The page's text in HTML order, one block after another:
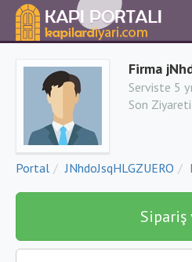
Firma
Serviste 5
Son
Portal JNhdoJsqHLGZUERO
Sipariş